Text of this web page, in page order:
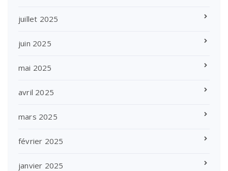
juillet 2025
juin 2025
mai 2025
avril 2025
mars 2025
février 2025
janvier 2025